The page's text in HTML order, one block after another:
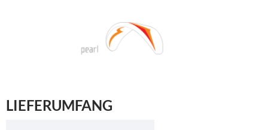
LIEFERUMFANG